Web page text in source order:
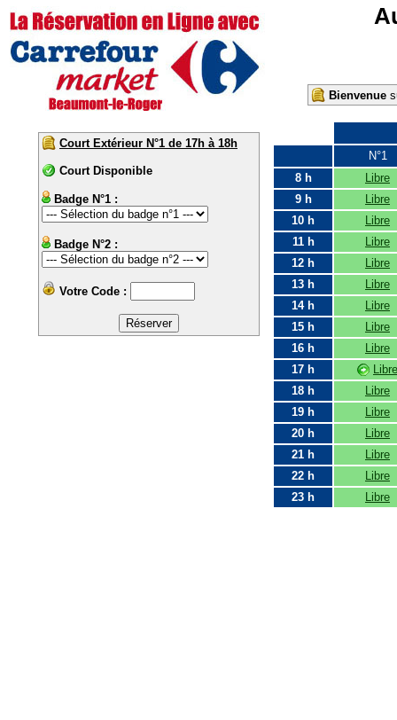
Bienvenue
Court Extérieur N°1 de 17h à 18h
Court Disponible
Badge N°1 :
Badge N°2 :
Votre Code :
N°1
8 h
Libre
9 h
Libre
10 h
Libre
11 h
Libre
12 h
Libre
13 h
Libre
14 h
Libre
15 h
Libre
16 h
Libre
17 h
Libre
18 h
Libre
19 h
Libre
20 h
Libre
21 h
Libre
22 h
Libre
23 h
Libre